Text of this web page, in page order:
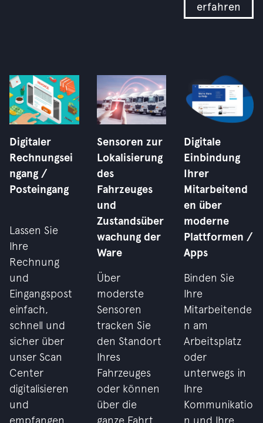
erfahren
Digitaler
Rechnungsei
ngang /
Posteingang
Lassen Sie
Ihre
Rechnung
und
Eingangspost
einfach,
schnell und
sicher über
unser Scan
Center
digitalisieren
und
empfangen
Sensoren zur
Lokalisierung
des
Fahrzeuges
und
Zustandsüber
wachung der
Ware
Über
moderste
Sensoren
tracken Sie
den Standort
Ihres
Fahrzeuges
oder können
über die
ganze Fahrt
Digitale
Einbindung
Ihrer
Mitarbeitend
en über
moderne
Plattformen /
Apps
Binden Sie
Ihre
Mitarbeitende
n am
Arbeitsplatz
oder
unterwegs in
Ihre
Kommunikatio
n und Ihre